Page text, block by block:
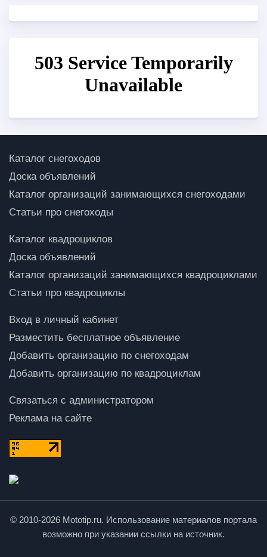
Каталог снегоходов
Доска объявлений
Каталог организаций занимающихся снегоходами
Статьи про снегоходы
Каталог квадроциклов
Доска объявлений
Каталог организаций занимающихся квадроциклами
Статьи про квадроциклы
Вход в личный кабинет
Разместить бесплатное объявление
Добавить организацию по снегоходам
Добавить организацию по квадроциклам
Связаться с администратором
Реклама на сайте
© 2010-2026 Mototip.ru. Использование материалов портала
возможно при указании ссылки на источник.